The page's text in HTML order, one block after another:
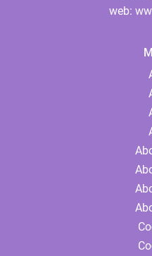
web: